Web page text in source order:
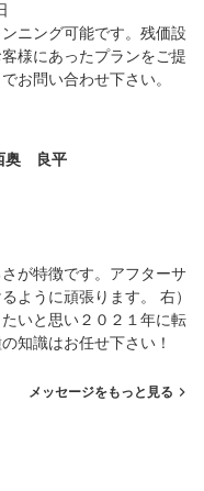
ニング可能です。残価設
様にあったプランをご提
お問い合わせ下さい。
奥 良平
が特徴です。アフターサ
ように頑張ります。 右）
いと思い２０２１年に転
知識はお任せ下さい！
メッセージをもっと見る